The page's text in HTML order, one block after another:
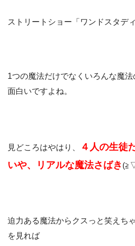
ストリートショー「ワンドスタデ
1つの魔法だけでなくいろんな魔
面白いですよね。
見どころはやはり、
４人の生徒
いや、リアルな魔法さばき
迫力ある魔法からクスっと笑えち
を見れば